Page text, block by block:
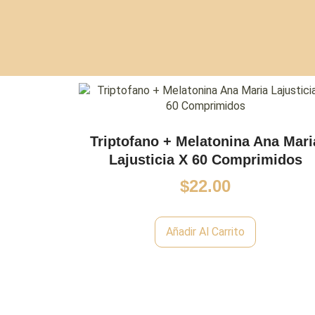
Triptofano + Melatonina Ana
Lajusticia X 60 Comprimidos
$22.00
Añadir Al Carrito